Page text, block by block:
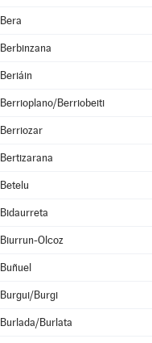
Bera
Berbinzana
Beriáin
Berrioplano/Berriobeiti
Berriozar
Bertizarana
Betelu
Bidaurreta
Biurrun-Olcoz
Buñuel
Burgui/Burgi
Burlada/Burlata